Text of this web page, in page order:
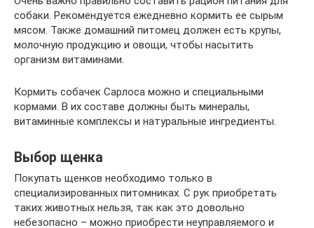
собаки. Рекомендуется ежедневно кормить ее сырым
мясом. Также домашний питомец должен есть крупы,
молочную продукцию и овощи, чтобы насытить
организм витаминами.
Кормить собачек Сарлоса можно и специальными
кормами. В их составе должны быть минералы,
витаминные комплексы и натуральные ингредиенты.
Выбор щенка
Покупать щенков необходимо только в
специализированных питомниках. С рук приобретать
таких животных нельзя, так как это довольно
небезопасно – можно приобрести неуправляемого и